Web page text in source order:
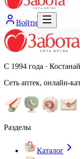
Войти
С 1994 года ·
Сеть аптек, онлайн-
Разделы
Каталог